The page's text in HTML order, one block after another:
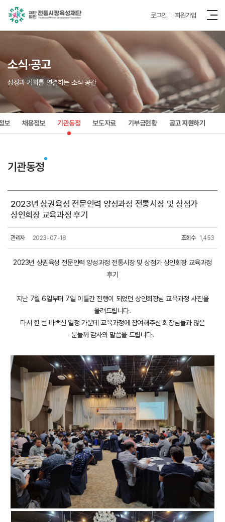
로그인 회원가입
소식·공고
성장과 기회를 연결하는 소식 공간
보 채용정보 기관동정 보도자료 기부금현황 공고 지원하기
기관동정
2023년 상권육성 전문인력 양성과정 전통시장 및 상점가
상인회장 교육과정 후기
관리자 2023-07-18 조회수 1,453
2023년 상권육성 전문인력 양성과정 전통시장 및 상점가 상인회장 교육과정
후기
지난 7월 6일부터 7일 이틀간 진행이 되었던 상인회장님 교육과정 사진을
올려드립니다.
다시 한 번 바쁘신 일정 가운데 교육과정에 참여해주신 회장님들과 많은
분들께 감사의 말씀을 드립니다.